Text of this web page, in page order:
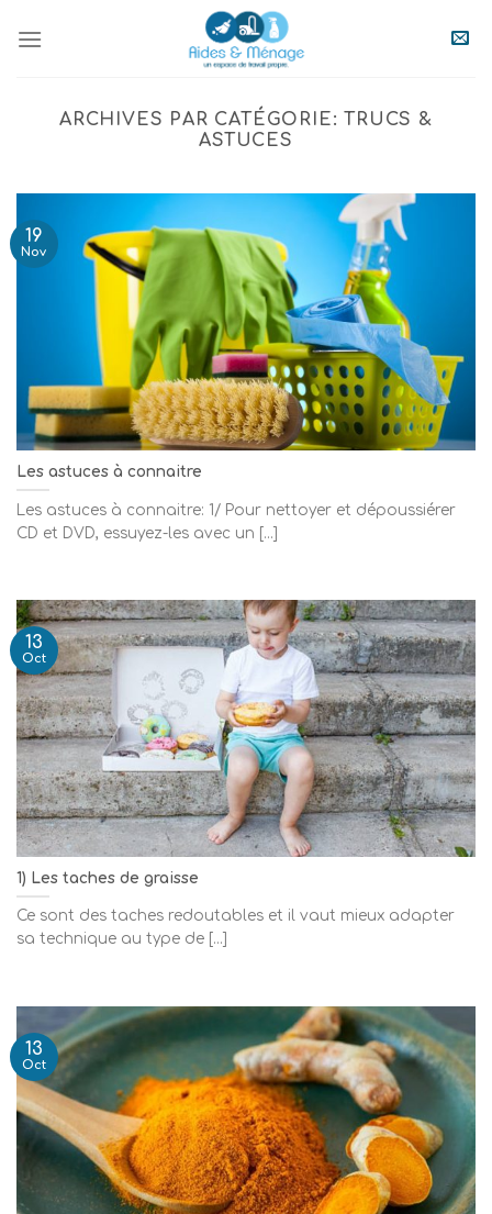
ARCHIVES PAR CATÉGORIE:TRUCS &
ASTUCES
Les astuces à connaitre
Les astuces à connaitre: 1/ Pour nettoyer et dépoussiérer
CD et DVD, essuyez-les avec un [...]
19
Nov
1) Les taches de graisse
Ce sont des taches redoutables et il vaut mieux adapter
sa technique au type de [...]
13
Oct
13
Oct